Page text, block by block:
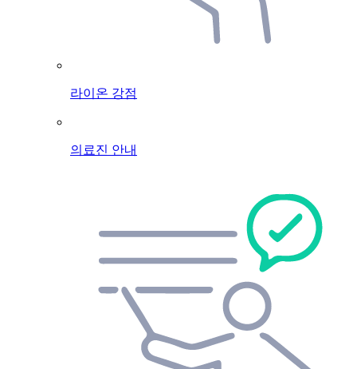
라이온 강점
의료진 안내